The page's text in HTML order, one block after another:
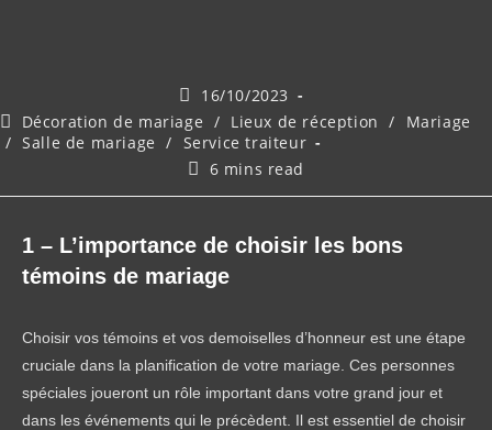
Publication
publiée :
16/10/2023
Post
category:
Décoration de mariage / Lieux de réception /
Mariage
/ Salle de mariage / Service traiteur
Temps
6 mins read
1 – L’importance de choisir les bons
témoins de mariage
Choisir vos témoins et vos demoiselles d’honneur est une étape
cruciale dans la planification de votre mariage. Ces personnes
spéciales joueront un rôle important dans votre grand jour et
dans les événements qui le précèdent. Il est essentiel de choisir